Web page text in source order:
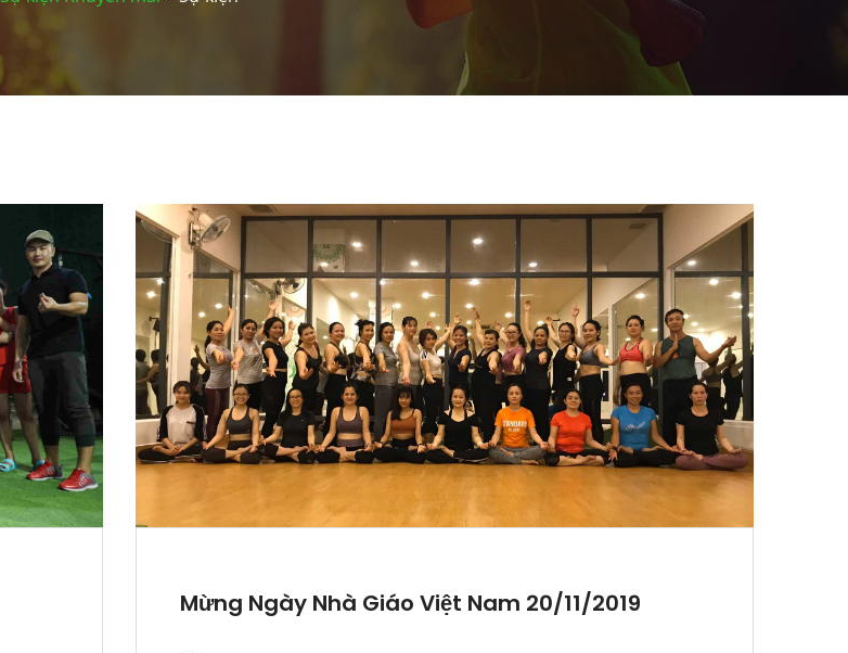
Mừng Ngày Nhà Giáo Việt Nam 20/11/2019